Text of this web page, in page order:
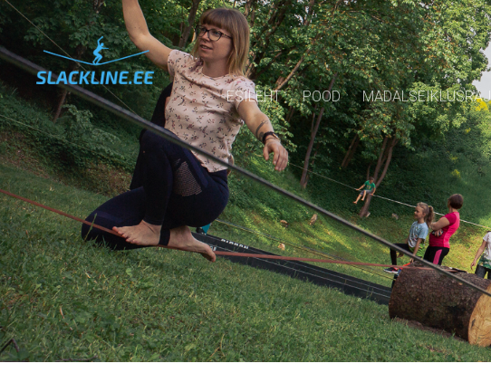
ESILEHT POOD